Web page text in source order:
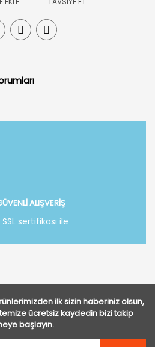
ALIŞVERİŞ
sertifikası ile
ilk sizin haberiniz olsun,
ücretsiz kaydedin bizi takip
başlayın.